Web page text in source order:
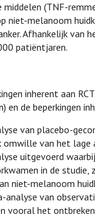
middelen (TNF-
niet-melanoom
Afhankelijk van
patiëntjaren.
inherent aan
en de beperkingen
van placebo-
omwille van het lage
uitgevoerd
in de studie,
niet-melanoom
analyse van
vooral het